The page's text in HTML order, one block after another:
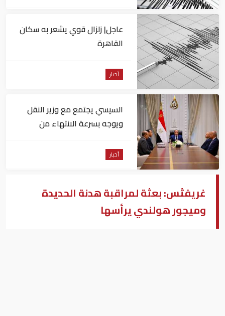
عاجل| زلزال قوي يشعر به سكان
القاهرة
أخبار
السيسي يجتمع مع وزير النقل
ويوجه بسرعة الانتهاء من
أخبار
غريفثس: بعثة لمراقبة هدنة الحديدة
وميجور هولندي يرأسها